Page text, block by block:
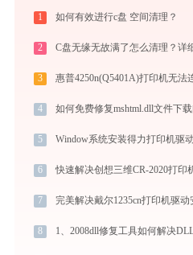
1 如何有效进行c盘 空间清理？
2 C盘无缘无故满了怎么清理？详
3 惠普4250n(Q5401A)打印机无法
4 如何免费修复mshtml.dll文件下
5 Window系统安装得力打印机驱
6
7
8 1、2008dll修复工具如何解决